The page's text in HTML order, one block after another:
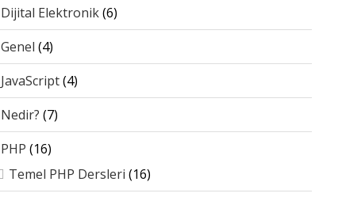
Dijital Elektronik(6)
Genel (4)
JavaScript(4)
Nedir? (7)
PHP (16)
Temel PHP Dersleri (16)